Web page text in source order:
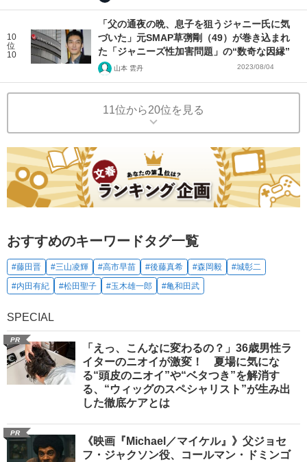
10
位
10
「父の通夜の晩、息子を狙うジャニー氏に気
づいた」元SMAP草彅剛（49）が巻き込まれ
た「ジャニーズ性加害問題」の“数奇な因縁”
山本 雲丹 2023/08/04
11位から20位を見る
おすすめのキーワードタグ一覧
#藤田晋 #三山凌輝 #高市早苗 #後藤真希 #森岡毅
#城彰二
#内田有紀
#松田聖子 #玉木雄一郎 #亀和田武
SPECIAL
PR
「えっ、こんなに変わるの？」36歳男性ラ
イターのニオイが激変！ 夏場に気にな
る“頭皮のニオイ”や“ベタつき”を解消す
る、“ウィッグのスペシャリスト”が生み出
した徹底ケアとは
PR
《映画『Michael／マイケル』》父ジョセ
フ・ジャクソン役、コールマン・ドミンゴ